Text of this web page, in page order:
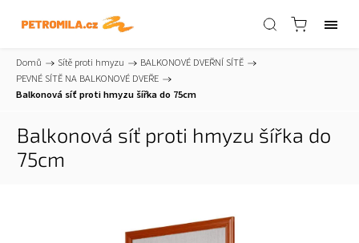
Domů / Sítě proti hmyzu / BALKONOVÉ DVEŘNÍ SÍTĚ /
PEVNÉ SÍTĚ NA BALKONOVÉ DVEŘE /
Balkonová síť proti hmyzu šířka do 75cm
Balkonová síť proti hmyzu šířka do
75cm